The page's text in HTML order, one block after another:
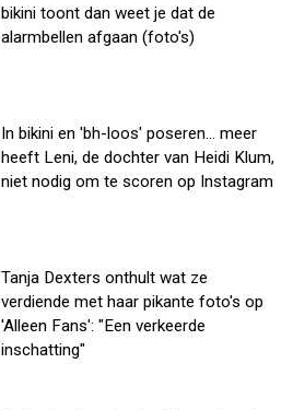
bikini toont dan weet je dat de
alarmbellen afgaan (foto's)
In bikini en 'bh-loos' poseren... meer
heeft Leni, de dochter van Heidi Klum,
niet nodig om te scoren op Instagram
Tanja Dexters onthult wat ze
verdiende met haar pikante foto's op
'Alleen Fans': "Een verkeerde
inschatting"